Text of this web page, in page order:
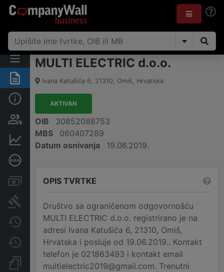
Sažetak
Osobe i vlasništvo
Računi i blokade
Sudske objave
Javne nabavke
Promjene
Dokumenti i objave
MULTI ELECTRIC d.o.o.
Ivana Katušića 6, 21310, Omiš, Hrvatska
AKTIVAN
OIB
30852088753
MBS
060407289
Datum osnivanja
19.06.2019.
OPIS TVRTKE
Društvo sa ograničenom odgovornošću
MULTI ELECTRIC d.o.o. registrirano je na
adresi Ivana Katušića 6, 21310, Omiš,
Hrvatska i posluje od 19.06.2019.. Kontakt
telefon je 021863493 i kontakt email
multielectric2019@gmail.com. Trenutni